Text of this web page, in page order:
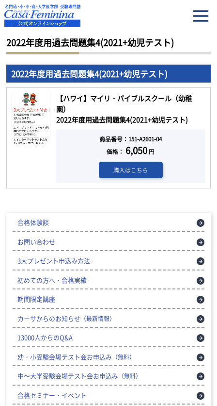
HOME 2022年度用過去問題集4(2021+幼児テスト)
2022年度用過去問題集4(2021+幼児テスト)
2022年度用過去問題集4(2021+幼児テスト)
【ハワイ】マイリ・バイブルスクール（幼稚
園）
2022年度用過去問題集4(2021+幼児テスト)
商品番号：151-A2601-04
価格： 6,050円
購入はこちら
合格体験談
お問い合わせ
3大プレゼント申込み方法
初めての方へ・合格実績
期間限定講座
カーサからのお知らせ （最新情報）
13000人からのQ&A
幼・小受験会場テスト会お申込み （無料）
中～大学受験会場テスト会お申込み （無料）
合格セミナー・イベント